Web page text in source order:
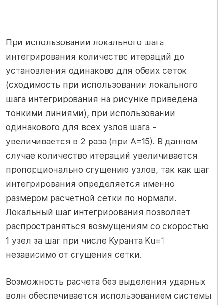
При использовании локального шага
интегрирования количество итераций до
установления одинаково для обеих сеток
(сходимость при использовании локального
шага интегрирования на рисунке приведена
тонкими линиями), при использовании
одинакового для всех узлов шага -
увеличивается в 2 раза (при А=15). В данном
случае количество итераций увеличивается
пропорционально сгущению узлов, так как шаг
интегрирования определяется именно
размером расчетной сетки по нормали.
Локальный шаг интегрирования позволяет
распространяться возмущениям со скоростью
1 узел за шаг при числе Куранта Ku=1
независимо от сгущения сетки.
Возможность расчета без выделения ударных
волн обеспечивается использованием системы